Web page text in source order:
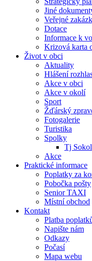
Jiné
Veřejné
Dotace
Informace k
Krizová karta
Život v obci
Aktuality
Hlášení
Akce v obci
Akce v okolí
Sport
Žďárský
Fotogalerie
Turistika
Spolky
Tj Sokol
Akce
Praktické informace
Poplatky za
Pobočka pošty
Senior TAXI
Místní obchod
Kontakt
Platba
Napište nám
Odkazy
Počasí
Mapa webu